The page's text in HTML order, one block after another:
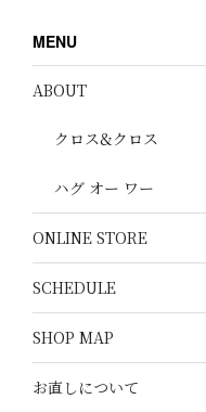
MENU
ABOUT
クロス&クロス
ハグ オー ワー
ONLINE STORE
SCHEDULE
SHOP MAP
お直しについて